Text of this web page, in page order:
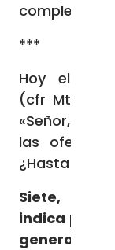
completa del
***
Hoy el
(cfr Mt
«Señor,
las ofensas
¿Hasta siete
Siete, en
indica
generoso